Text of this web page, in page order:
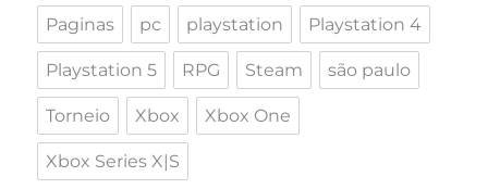
Paginas pc playstation Playstation 4
Playstation 5 RPG Steam são paulo
Torneio Xbox Xbox One
Xbox Series X|S